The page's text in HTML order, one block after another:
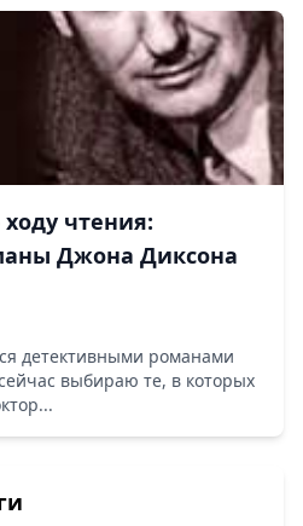
чтения:
Джона Диксона
детективными романами
выбираю те, в которых